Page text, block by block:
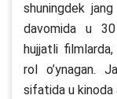
shuningdek
davomida u
hujjatli
rol o’ynagan.
sifatida u kinoda